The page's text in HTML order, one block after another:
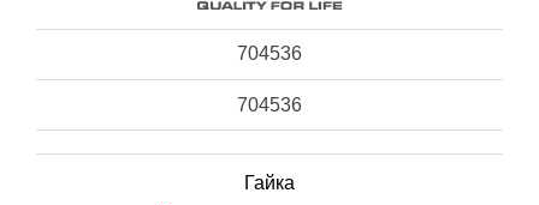
704536
704536
Гайка